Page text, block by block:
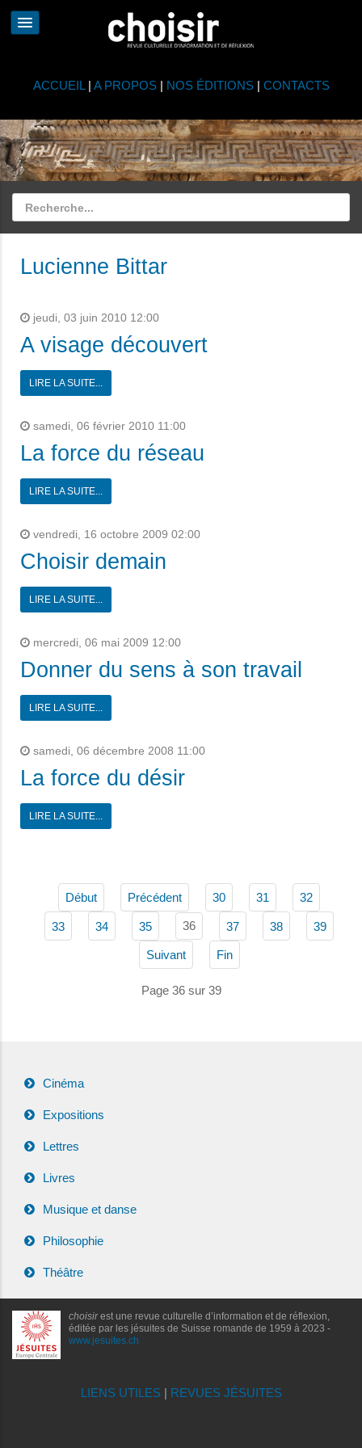
ACCUEIL | A PROPOS| NOS ÉDITIONS| CONTACTS
Lucienne Bittar
jeudi, 03 juin 2010 12:00
A visage découvert
LIRE LA SUITE...
samedi, 06 février 2010 11:00
La force du réseau
LIRE LA SUITE...
vendredi, 16 octobre 2009 02:00
Choisir demain
LIRE LA SUITE...
mercredi, 06 mai 2009 12:00
Donner du sens à son travail
LIRE LA SUITE...
samedi, 06 décembre 2008 11:00
La force du désir
LIRE LA SUITE...
Début Précédent 30 31 32
33 34 35 36 37 38 39
Suivant Fin
Page 36 sur 39
Cinéma
Expositions
Lettres
Livres
Musique et danse
Philosophie
Théâtre
choisirest une revue culturelle d’information et de réflexion,
éditée par les jésuites de Suisse romande de 1959 à 2023 -
www.jesuites.ch
LIENS UTILES| REVUES JÉSUITES